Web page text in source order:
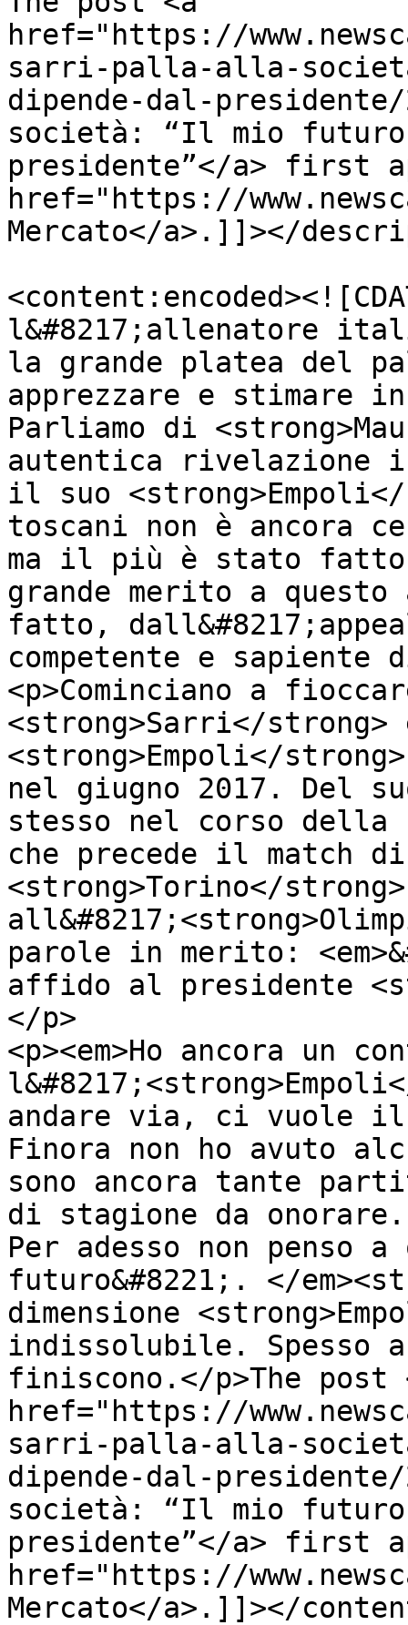
href="https://
sarri-palla-alla-
dipende-dal-
società: “Il mio futuro
presidente”</a> first
href="https://
Mercato</a>.]]></
l&#8217;allenatore
la grande platea del
apprezzare e stimare
Parliamo di
autentica rivelazione
il suo
toscani non è ancora
ma il più è stato fatto.
grande merito a
fatto,
competente e sapiente
<p>Cominciano a
<strong>Sarri</
<strong>Empoli</
nel giugno 2017. Del
stesso nel corso della
che precede il match
<strong>Torino</
parole in merito:
affido al presidente
</p>
<p><em>Ho ancora un
andare via, ci vuole il
Finora non ho avuto
sono ancora tante
di stagione da
Per adesso non penso
futuro&#8221;. </
dimensione
indissolubile. Spesso
finiscono.</p>The post
href="https://
sarri-palla-alla-
dipende-dal-
società: “Il mio futuro
presidente”</a> first
href="https://
Mercato</a>.]]></